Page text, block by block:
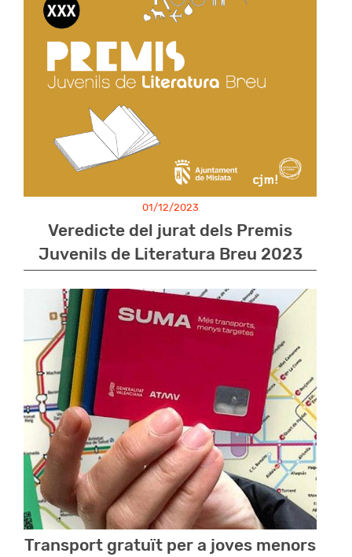
01/12/2023
Veredicte del jurat dels Premis
Juvenils de Literatura Breu 2023
Transport gratuït per a joves menors